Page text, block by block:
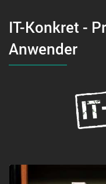
IT-Konkret -
Anwender